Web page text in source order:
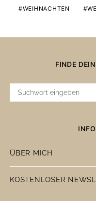
WEIHNACHTEN
FINDE
SUCHE
ÜBER MICH
KOSTENLOSER